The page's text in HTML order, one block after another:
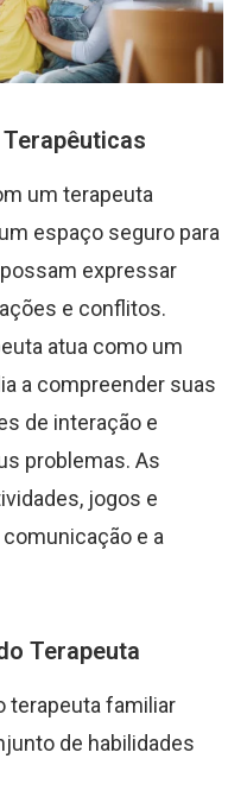
um terapeuta
espaço seguro para
expressar
e conflitos.
atua como um
a compreender suas
de interação e
problemas. As
jogos e
e a
Terapeuta
terapeuta familiar
de habilidades